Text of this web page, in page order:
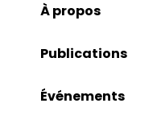
À propos
Publications
Événements